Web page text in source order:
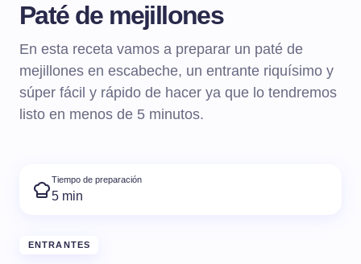
Paté de mejillones
En esta receta vamos a preparar un paté de
mejillones en escabeche, un entrante riquísimo y
súper fácil y rápido de hacer ya que lo tendremos
listo en menos de 5 minutos.
Tiempo de preparación
5 min
ENTRANTES